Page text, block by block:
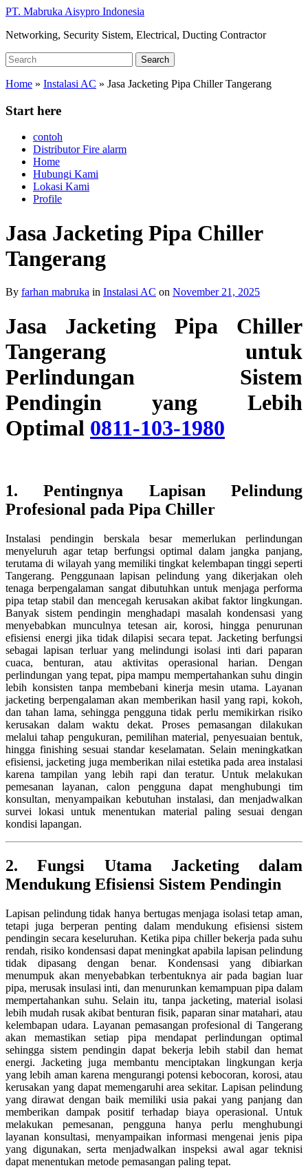
Skip
main
PT. Mabruka Aisypro Indonesia
Networking, Security Sistem, Electrical, Ducting Contractor
Search
for:
Search
Home » Instalasi AC » Jasa Jacketing Pipa Chiller Tangerang
Start here
contoh
Distributor Fire alarm
Home
Hubungi Kami
Lokasi Kami
Profile
Jasa Jacketing Pipa Chiller
Tangerang
By farhan mabruka in Instalasi AC on November 21, 2025
Jasa Jacketing Pipa Chiller
Tangerang untuk
Perlindungan Sistem
Pendingin yang Lebih
Optimal 0811-103-1980
1. Pentingnya Lapisan Pelindung
Profesional pada Pipa Chiller
Instalasi pendingin berskala besar memerlukan perlindungan
menyeluruh agar tetap berfungsi optimal dalam jangka panjang,
terutama di wilayah yang memiliki tingkat kelembapan tinggi seperti
Tangerang. Penggunaan lapisan pelindung yang dikerjakan oleh
tenaga berpengalaman sangat dibutuhkan untuk menjaga performa
pipa tetap stabil dan mencegah kerusakan akibat faktor lingkungan.
Banyak sistem pendingin menghadapi masalah kondensasi yang
menyebabkan munculnya tetesan air, korosi, hingga penurunan
efisiensi energi jika tidak dilapisi secara tepat. Jacketing berfungsi
sebagai lapisan terluar yang melindungi isolasi inti dari paparan
cuaca, benturan, atau aktivitas operasional harian. Dengan
perlindungan yang tepat, pipa mampu mempertahankan suhu dingin
lebih konsisten tanpa membebani kinerja mesin utama. Layanan
jacketing berpengalaman akan memberikan hasil yang rapi, kokoh,
dan tahan lama, sehingga pengguna tidak perlu memikirkan risiko
kerusakan dalam waktu dekat. Proses pemasangan dilakukan
melalui tahap pengukuran, pemilihan material, penyesuaian bentuk,
hingga finishing sesuai standar keselamatan. Selain meningkatkan
efisiensi, jacketing juga memberikan nilai estetika pada area instalasi
karena tampilan yang lebih rapi dan teratur. Untuk melakukan
pemesanan layanan, calon pengguna dapat menghubungi tim
konsultan, menyampaikan kebutuhan instalasi, dan menjadwalkan
survei lokasi untuk menentukan material paling sesuai dengan
kondisi lapangan.
2. Fungsi Utama Jacketing dalam
Mendukung Efisiensi Sistem Pendingin
Lapisan pelindung tidak hanya bertugas menjaga isolasi tetap aman,
tetapi juga berperan penting dalam mendukung efisiensi sistem
pendingin secara keseluruhan. Ketika pipa chiller bekerja pada suhu
rendah, risiko kondensasi dapat meningkat apabila lapisan pelindung
tidak dipasang dengan benar. Kondensasi yang dibiarkan
menumpuk akan menyebabkan terbentuknya air pada bagian luar
pipa, merusak insulasi inti, dan menurunkan kemampuan pipa dalam
mempertahankan suhu. Selain itu, tanpa jacketing, material isolasi
lebih mudah rusak akibat benturan fisik, paparan sinar matahari, atau
kelembapan udara. Layanan pemasangan profesional di Tangerang
akan memastikan setiap pipa mendapat perlindungan optimal
sehingga sistem pendingin dapat bekerja lebih stabil dan hemat
energi. Jacketing juga membantu menciptakan lingkungan kerja
yang lebih aman karena mengurangi potensi kebocoran, korosi, atau
kerusakan yang dapat memengaruhi area sekitar. Lapisan pelindung
yang dirawat dengan baik memiliki usia pakai yang panjang dan
memberikan dampak positif terhadap biaya operasional. Untuk
melakukan pemesanan, pengguna hanya perlu menghubungi
layanan konsultasi, menyampaikan informasi mengenai jenis pipa
yang digunakan, serta menjadwalkan inspeksi awal agar teknisi
dapat menentukan metode pemasangan paling tepat.